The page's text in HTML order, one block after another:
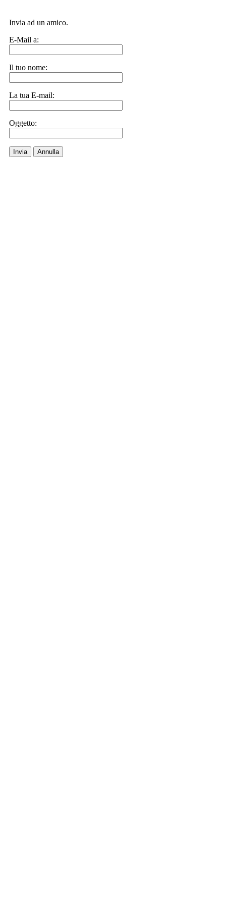
Invia ad un amico.
E-Mail a:
Il tuo nome:
La tua E-mail:
Oggetto:
Invia Annulla